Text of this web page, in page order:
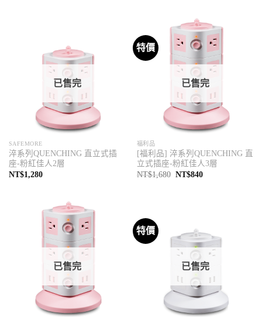
NT$1,280。NT$640。
已售完
SAFEMORE
淬系列QUENCHING 直立式插
座-粉紅佳人2層
NT$1,280
特價
已售完
福利品
[福利品] 淬系列QUENCHING 直
立式插座-粉紅佳人3層
NT$1,680 原
NT$840目
已售完
特價
已售完